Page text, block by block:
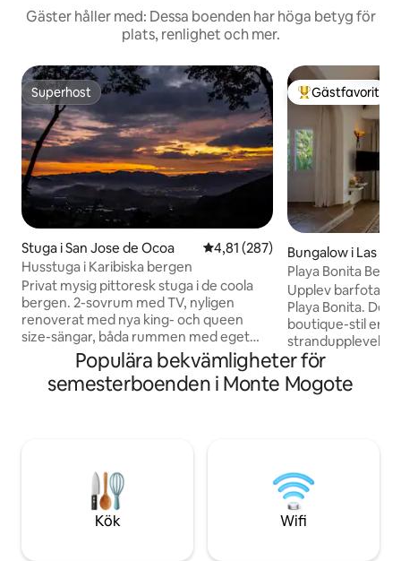
Gäster håller med: Dessa boenden har höga betyg för
plats, renlighet och mer.
Superhost
Superhost
Stuga i San Jose de Ocoa 4,81 av 5 i genomsnittligt
4,81 (287)
Husstuga i Karibiska bergen
Privat mysig pittoresk stuga i de coola
bergen. 2-sovrum med TV, nyligen
renoverat med nya king- och queen
size-sängar, båda rummen med eget
badrum. Obegränsat varmt vatten.
Fullständig ström dygnet runt. , fullt
utrustat kök och 12 fot. tak överallt,
årsdagar. Även bergen i Taton är bra för
vandring, 4-Wheeling,
övervakningskameror, garageparkering.
WiFi överallt.
Populär
Gästfavorit
Bungalow i Las
Playa Bonita
havet!
Upplev barfotalyx
Playa Bonita.
boutique-stil
strandupplevelse, fri
utformat för 1 par
och kombinerar
hållbarhet:
modernt kök
för en perfekt
Populära bekvämligheter för
semesterboenden i Monte Mogote
Kök Wifi